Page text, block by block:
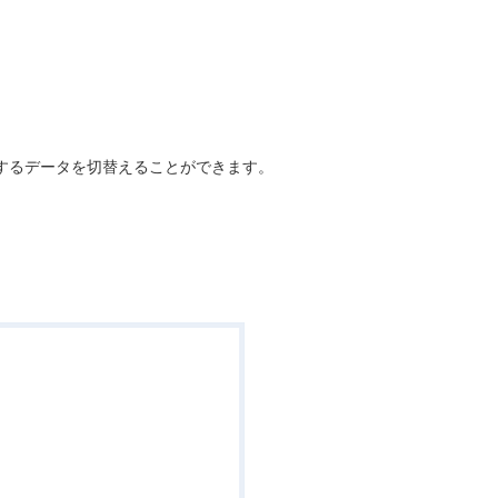
データを切替えることができます。